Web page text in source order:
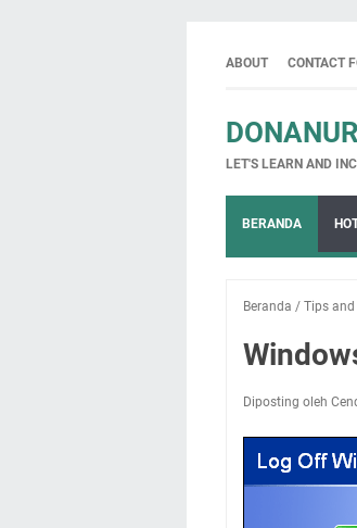
ABOUT CONTACT
LET'S LEARN AND
BERANDA
Beranda / Tips and
Diposting oleh